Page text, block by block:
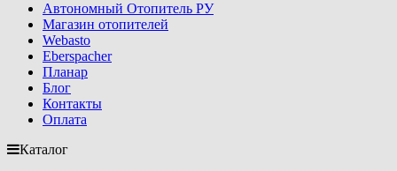
Автономный Отопитель РУ
Магазин отопителей
Webasto
Eberspacher
Планар
Блог
Контакты
Оплата
Каталог